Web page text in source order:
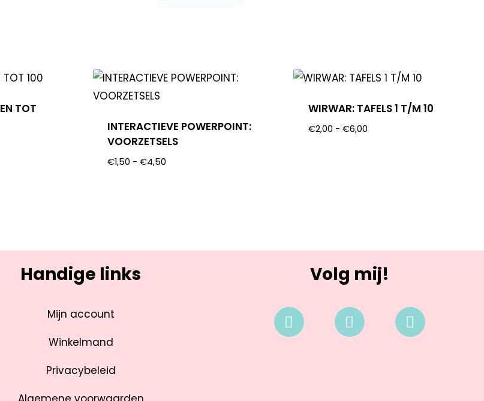
TOT
INTERACTIEVE POWERPOINT:
VOORZETSELS
€1,50 - €4,50
WIRWAR: TAFELS 1 T/M 10
€2,00 - €6,00
Handige links
Mijn account
Winkelmand
Privacybeleid
Volg mij!